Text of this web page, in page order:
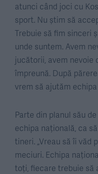
atunci când joci cu
sport. Nu știm să
Trebuie să fim sinceri
unde suntem. Avem
jucătorii, avem nevoie
împreună. După
vrem să ajutăm
Parte din planul său
echipa națională, ca
tineri. „Vreau să îi văd
meciuri. Echipa
toți, fiecare trebuie să